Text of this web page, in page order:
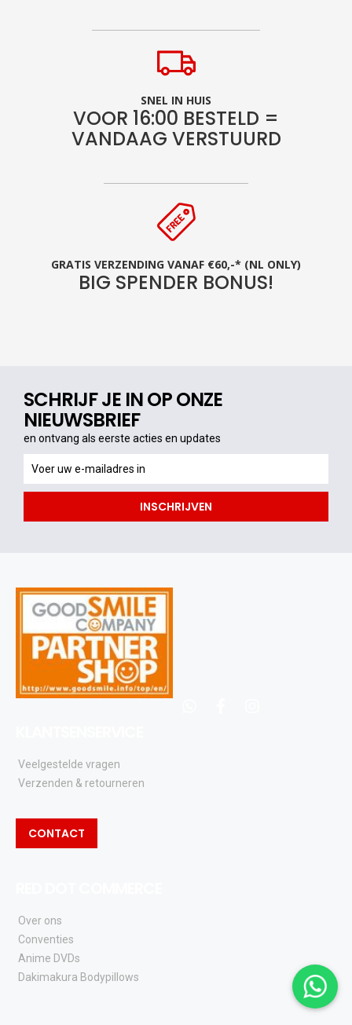
SNEL IN HUIS
VOOR 16:00 BESTELD =
VANDAAG VERSTUURD
GRATIS VERZENDING VANAF €60,-* (NL ONLY)
BIG SPENDER BONUS!
SCHRIJF JE IN OP ONZE
NIEUWSBRIEF
en ontvang als eerste acties en updates
ontvang
als
acties
INSCHRIJVEN
Veelgestelde vragen
Verzenden & retourneren
CONTACT
Over ons
Conventies
Anime DVDs
Dakimakura Bodypillows